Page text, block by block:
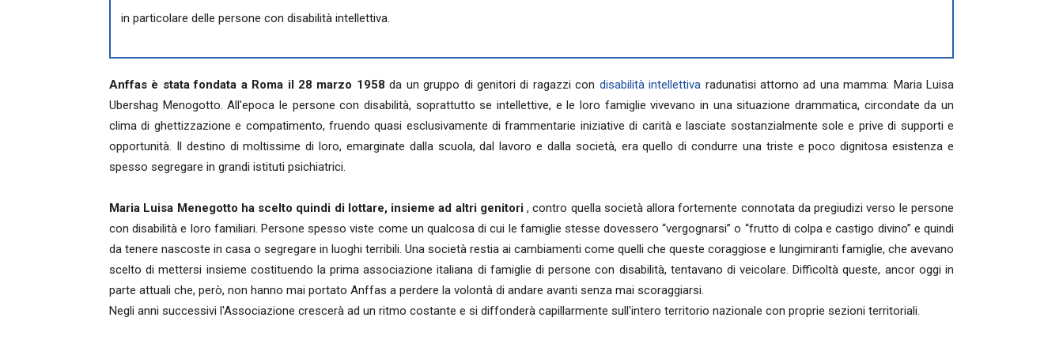
in particolare delle persone con disabilità intellettiva.
Anffas è stata fondata a Roma il 28 marzo 1958 da un gruppo di genitori di ragazzi con disabilità intellettiva radunatisi attorno ad una mamma: Maria Luisa
Ubershag Menogotto. All'epoca le persone con disabilità, soprattutto se intellettive, e le loro famiglie vivevano in una situazione drammatica, circondate da un
clima di ghettizzazione e compatimento, fruendo quasi esclusivamente di frammentarie iniziative di carità e lasciate sostanzialmente sole e prive di supporti e
opportunità. Il destino di moltissime di loro, emarginate dalla scuola, dal lavoro e dalla società, era quello di condurre una triste e poco dignitosa esistenza e
spesso segregare in grandi istituti psichiatrici.
Maria Luisa Menegotto ha scelto quindi di lottare, insieme ad altri genitori, contro quella società allora fortemente connotata da pregiudizi verso le persone
con disabilità e loro familiari. Persone spesso viste come un qualcosa di cui le famiglie stesse dovessero “vergognarsi” o “frutto di colpa e castigo divino” e quindi
da tenere nascoste in casa o segregare in luoghi terribili. Una società restia ai cambiamenti come quelli che queste coraggiose e lungimiranti famiglie, che avevano
scelto di mettersi insieme costituendo la prima associazione italiana di famiglie di persone con disabilità, tentavano di veicolare. Difficoltà queste, ancor oggi in
parte attuali che, però, non hanno mai portato Anffas a perdere la volontà di andare avanti senza mai scoraggiarsi.
Negli anni successivi l'Associazione crescerà ad un ritmo costante e si diffonderà capillarmente sull'intero territorio nazionale con proprie sezioni territoriali.